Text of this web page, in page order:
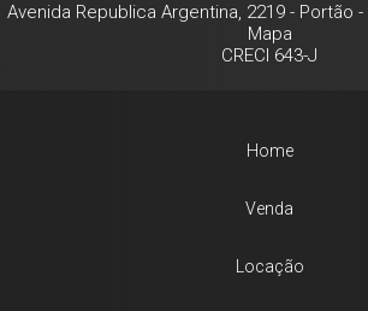
Avenida Republica Argentina, 2219- Portão -
Mapa
CRECI 643-J
Home
Venda
Locação